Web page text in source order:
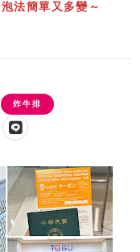
法簡單又多變～
炸牛排